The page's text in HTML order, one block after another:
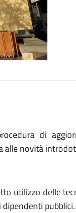
di
novità
utilizzo delle
pubblici.